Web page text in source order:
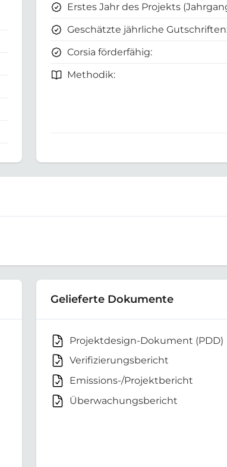
Erstes Jahr des Projekts
Geschätzte jährliche
Corsia förderfähig:
Methodik:
Gelieferte Dokumente
Projektdesign-Dokument (PDD)
Verifizierungsbericht
Emissions-/Projektbericht
Überwachungsbericht